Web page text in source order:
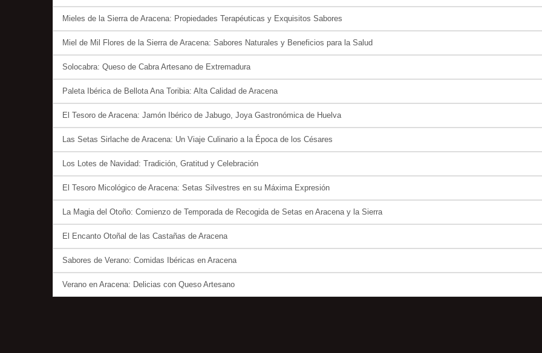
Mieles de la Sierra de Aracena: Propiedades Terapéuticas y Exquisitos Sabores
Miel de Mil Flores de la Sierra de Aracena: Sabores Naturales y Beneficios para la Salud
Solocabra: Queso de Cabra Artesano de Extremadura
Paleta Ibérica de Bellota Ana Toribia: Alta Calidad de Aracena
El Tesoro de Aracena: Jamón Ibérico de Jabugo, Joya Gastronómica de Huelva
Las Setas Sirlache de Aracena: Un Viaje Culinario a la Época de los Césares
Los Lotes de Navidad: Tradición, Gratitud y Celebración
El Tesoro Micológico de Aracena: Setas Silvestres en su Máxima Expresión
La Magia del Otoño: Comienzo de Temporada de Recogida de Setas en Aracena y la Sierra
El Encanto Otoñal de las Castañas de Aracena
Sabores de Verano: Comidas Ibéricas en Aracena
Verano en Aracena: Delicias con Queso Artesano